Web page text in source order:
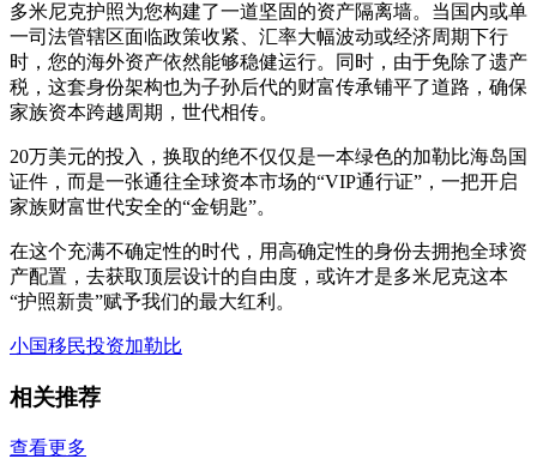
多米尼克护照为您构建了一道坚固的资产隔离墙。当国内或单
一司法管辖区面临政策收紧、汇率大幅波动或经济周期下行
时，您的海外资产依然能够稳健运行。同时，由于免除了遗产
税，这套身份架构也为子孙后代的财富传承铺平了道路，确保
家族资本跨越周期，世代相传。
20万美元的投入，换取的绝不仅仅是一本绿色的加勒比海岛国
证件，而是一张通往全球资本市场的“VIP通行证”，一把开启
家族财富世代安全的“金钥匙”。
在这个充满不确定性的时代，用高确定性的身份去拥抱全球资
产配置，去获取顶层设计的自由度，或许才是多米尼克这本
“护照新贵”赋予我们的最大红利。
小国移民投资加勒比
相关推荐
查看更多